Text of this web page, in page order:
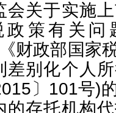
会关于实施
政策有关问
财政部国家
差别化个人
〕101号)
的存托机构